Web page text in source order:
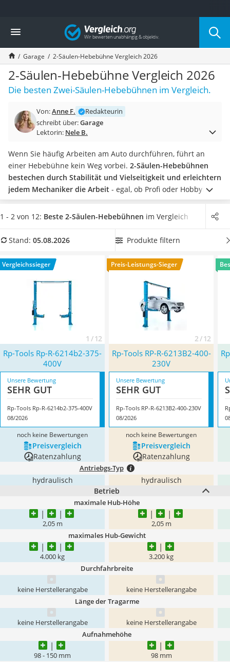
Die beliebtesten Vergleiche nach Kategorie
Auto & Motor
Fahrradträger-Anhängerkupplung (4 Fahrräder)
Fahrradträger
Fahrradträger (Anhängerkupplung)
Fahrradträger 3 Fahrräder
Benzinkanister (20 l)
Fahrradträger E-Bike
Benzinkanister
Wagenheber 3t
AGM-Batterie Wohnmobil
Thule-Fahrradträger
FM-Transmitter
Sommerreifen 205/55 R16
Autobatterie-Ladegerät
Alkoholtester
Diesel-Additiv
Wagenheber
Vergleich
Garage 2-Säulen-Hebebühne Vergleich 2026
2-Säulen-Hebebühne Vergleich 2026
Die besten Zwei-Säulen-Hebebühnen im Vergleich.
Von:Anne F.
Redakteurin
schreibt über:Garage
Lektorin: Nele B.
Wenn Sie häufig Arbeiten am Auto durchführen, führt an
einer Hebebühne kein Weg vorbei. 2-Säulen-Hebebühnen
bestechen durch Stabilität und Vielseitigkeit und erleichtern
jedem Mechaniker die Arbeit - egal, ob Profi oder Hobbyist.
Eine 2-Säulen-Hebebühne mit einer Hubhöhe von
mindestens 2 m schafft reichlich Platz zum Arbeiten und wird
Hydraulikbühne aus unserer Vergleichstabelle, wenn Sie
suchen.Überzeugt hat uns hier im August 2026 besonders
das ModellRp-Tools ‎Rp-R-6214b2-375-400V* mit seinen
Eigenschaften.
1 - 2 von 12: Beste 2-Säulen-Hebebühnen im Vergleich
Stand: 05.08.2026 Produkte filtern
Vergleichssieger
1 / 12
Preis-Leistungs-Sieger
2 / 12
Rp-Tools ‎Rp-R-6214b2-375-
400V
Rp-Tools ‎RP-R-6213B2-400-
230V
Unsere Bewertung
SEHR GUT
Rp-Tools ‎Rp-R-6214b2-375-400V
08/2026
Unsere Bewertung
SEHR GUT
Rp-Tools ‎RP-R-6213B2-400-230V
08/2026
noch keine Bewertungen noch keine Bewertungen
Preis­vergleich
Preis­vergleich
Ratenzahlung
Ratenzahlung
Antriebgs-Typ
hydraulisch
hydraulisch
Betrieb
maximale Hub-Höhe
2,05 m 2,05 m
maximales Hub-Gewicht
4.000 kg 3.200 kg
Durchfahrbreite
keine Herstellerangabe keine Herstellerangabe
Länge der Tragarme
keine Herstellerangabe keine Herstellerangabe
Aufnahmehöhe
98 - 150 mm 98 mm